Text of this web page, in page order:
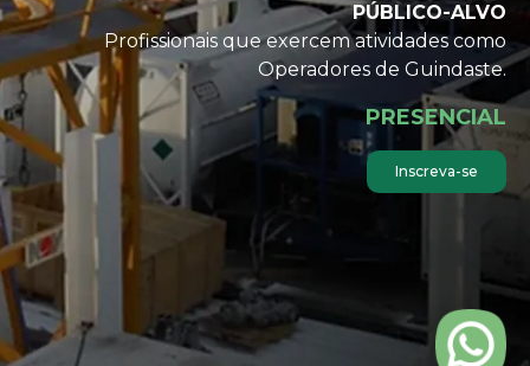
PÚBLICO-ALVO
Profissionais que exercem atividades como
Operadores de Guindaste.
PRESENCIAL
Inscreva-se